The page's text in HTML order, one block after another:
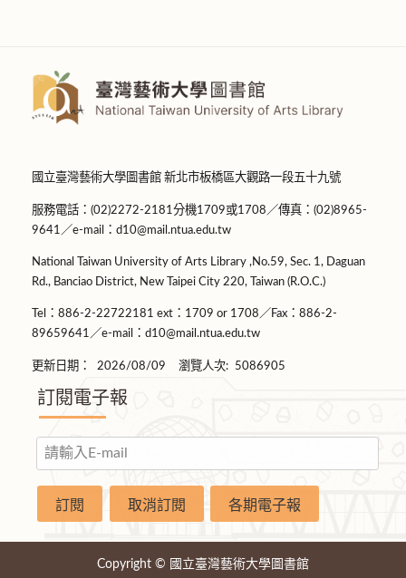
國立臺灣藝術大學圖書館 新北市板橋區大觀路一段五十九號
服務電話：(02)2272-2181分機1709或1708／傳真：(02)8965-
9641／e-mail：d10@mail.ntua.edu.tw
National Taiwan University of Arts Library ,No.59, Sec. 1, Daguan
Rd., Banciao District, New Taipei City 220, Taiwan (R.O.C.)
Tel：886-2-22722181 ext：1709 or 1708／Fax：886-2-
89659641／e-mail：d10@mail.ntua.edu.tw
更新日期： 2026/08/09 瀏覽人次: 5086905
訂閱電子報
Copyright © 國立臺灣藝術大學圖書館